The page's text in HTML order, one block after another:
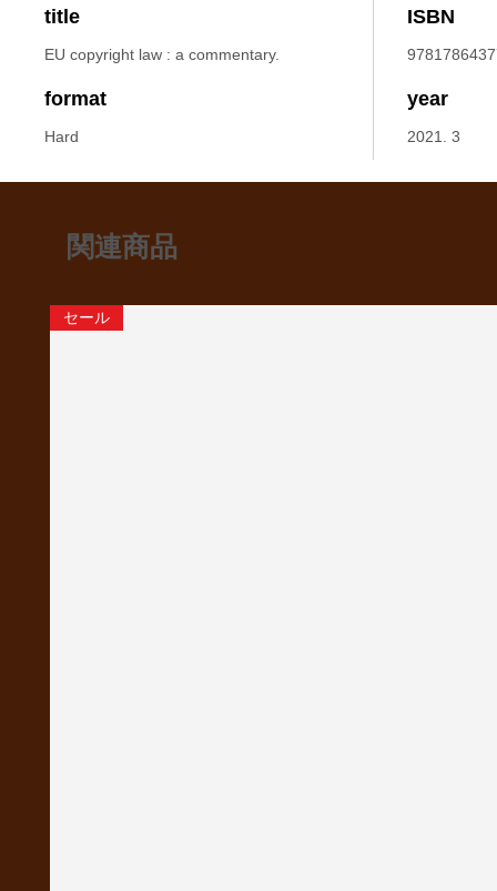
title
EU copyright law : a commentary.
ISBN
format
Hard
year
2021. 3
関連商品
セール